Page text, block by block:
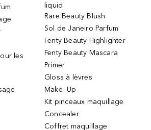
les
liquid
Rare Beauty Blush
Sol de Janeiro Parfum
Fenty Beauty Highlighter
Fenty Beauty Mascara
Primer
Gloss à lèvres
Make- Up
Kit pinceaux maquillage
Concealer
Coffret maquillage